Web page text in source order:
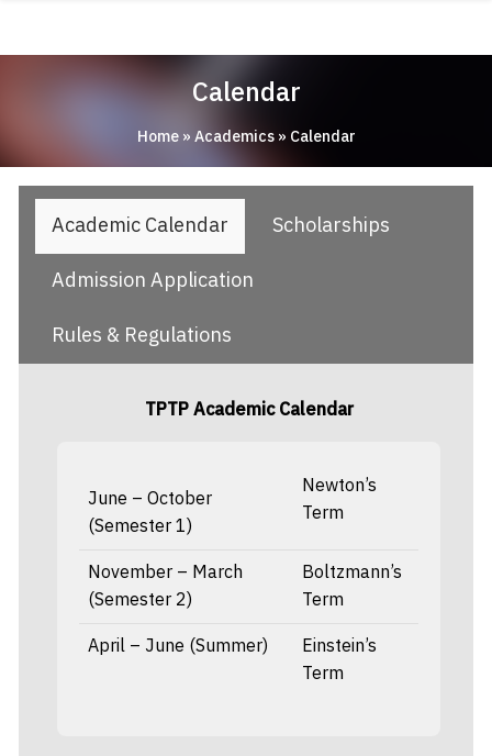
ACADEMICS
Apply Now!
Calendar
Home»Academics» Calendar
Academic Calendar
Scholarships
Admission Application
Rules & Regulations
TPTP Academic Calendar
June – October
(Semester 1)
Newton’s
Term
November – March
(Semester 2)
Boltzmann’s
Term
April – June (Summer)
Einstein’s
Term